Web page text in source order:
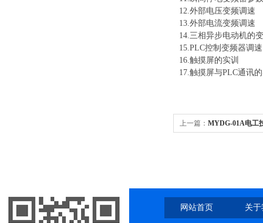
12.外部电压变频调速
13.外部电流变频调速
14.三相异步电动机的
15.PLC控制变频器调速
16.触摸屏的实训
17.触摸屏与PLC通讯
上一篇： MYDG-01A电工
网站首页 关